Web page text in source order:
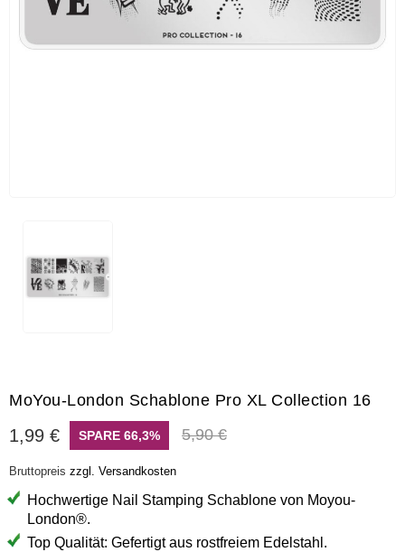
MoYou-London Schablone Pro XL Collection 16
1,99 € SPARE 66,3% 5,90 €
Bruttopreis zzgl. Versandkosten
Hochwertige Nail Stamping Schablone von Moyou-
London®.
Top Qualität: Gefertigt aus rostfreiem Edelstahl.